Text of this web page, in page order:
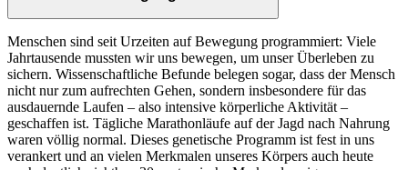
Menschen sind seit Urzeiten auf Bewegung programmiert: Viele
Jahrtausende mussten wir uns bewegen, um unser Überleben zu
sichern. Wissenschaftliche Befunde belegen sogar, dass der Mensch
nicht nur zum aufrechten Gehen, sondern insbesondere für das
ausdauernde Laufen – also intensive körperliche Aktivität –
geschaffen ist. Tägliche Marathonläufe auf der Jagd nach Nahrung
waren völlig normal. Dieses genetische Programm ist fest in uns
verankert und an vielen Merkmalen unseres Körpers auch heute